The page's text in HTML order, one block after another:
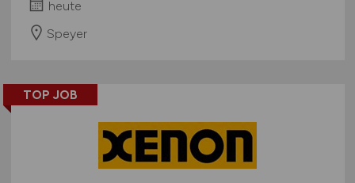
heute
Speyer
TOP JOB